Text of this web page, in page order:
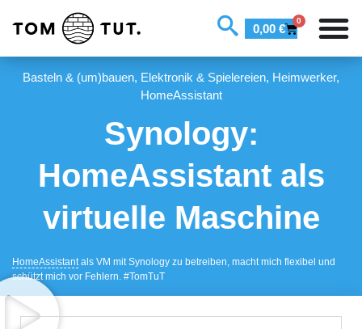
0,00 €
0
Basteln & (um)bauen, Elektronik & Spielereien, Heimwerker,
HomeAssistant
Synology:
HomeAssistant als
virtuelle Maschine
HomeAssistantals VM mit Synology zu betreiben, macht mich flexibel und
schützt mich vor Fehlern. #TomTuT